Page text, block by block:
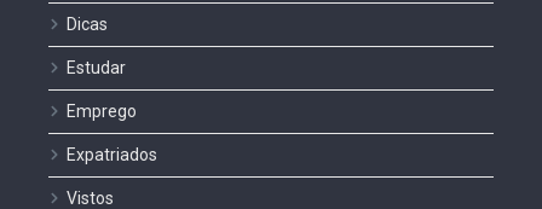
Dicas
Estudar
Emprego
Expatriados
Vistos